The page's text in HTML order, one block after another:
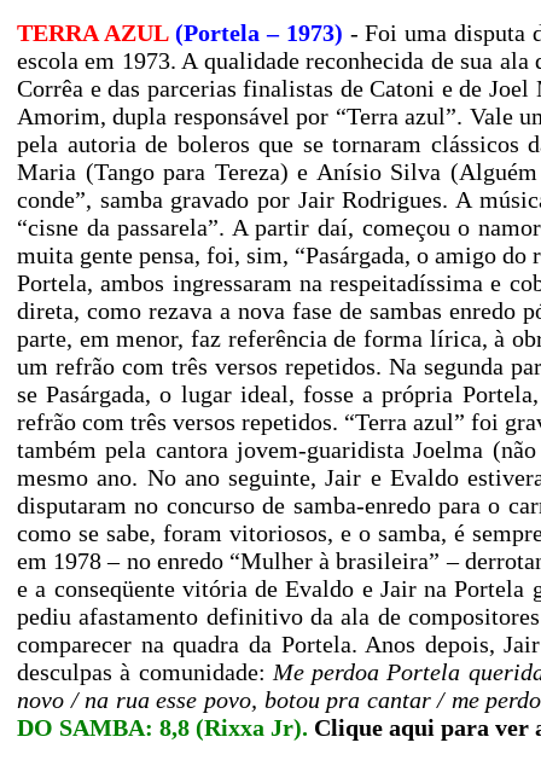
TERRA AZUL (Portela – 1973) - Foi uma disputa
escola em 1973. A qualidade reconhecida de sua
Corrêa e das parcerias finalistas de Catoni e de
Amorim, dupla responsável por “Terra azul”. Vale
pela autoria de boleros que se tornaram
Maria (Tango para Tereza) e Anísio Silva
conde”, samba gravado por Jair Rodrigues. A
“cisne da passarela”. A partir daí, começou o
muita gente pensa, foi, sim, “Pasárgada, o amigo
Portela, ambos ingressaram na respeitadíssima e
direta, como rezava a nova fase de sambas enredo
parte, em menor, faz referência de forma lírica, à
um refrão com três versos repetidos. Na segunda
se Pasárgada, o lugar ideal, fosse a própria
refrão com três versos repetidos. “Terra azul” foi
também pela cantora jovem-guaridista Joelma
mesmo ano. No ano seguinte, Jair e Evaldo
disputaram no concurso de samba-enredo para o
como se sabe, foram vitoriosos, e o samba, é
em 1978 – no enredo “Mulher à brasileira” –
e a conseqüente vitória de Evaldo e Jair na
pediu afastamento definitivo da ala de
comparecer na quadra da Portela. Anos depois,
desculpas à comunidade: Me perdoa Portela
novo / na rua esse povo, botou pra cantar / me
DO SAMBA: 8,8 (Rixxa Jr). Clique aqui para ver